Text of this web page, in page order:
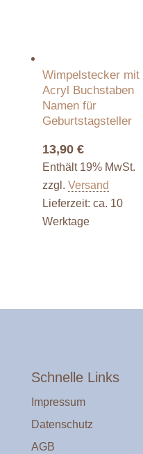
Wimpelstecker mit
Acryl Buchstaben
Namen für
Geburtstagsteller
13,90 €
Enthält 19% MwSt.
zzgl. Versand
Lieferzeit: ca. 10
Werktage
Schnelle Links
Impressum
Datenschutz
AGB